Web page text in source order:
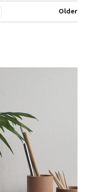
Older